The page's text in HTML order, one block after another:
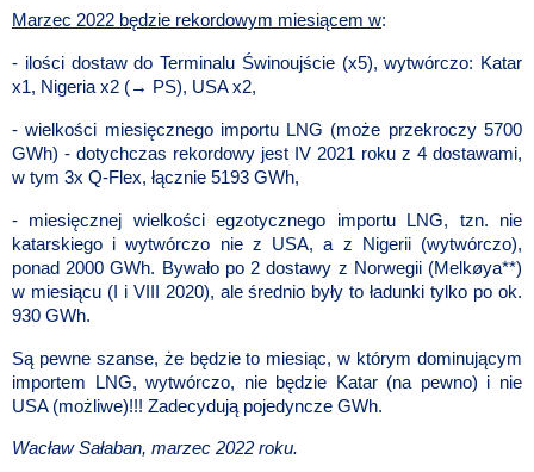
Marzec 2022 będzie rekordowym miesiącem w:
- ilości dostaw do Terminalu Świnoujście (x5), wytwórczo: Katar
x1, Nigeria x2 (→ PS), USA x2,
- wielkości miesięcznego importu LNG (może przekroczy 5700
GWh) - dotychczas rekordowy jest IV 2021 roku z 4 dostawami,
w tym 3x Q-Flex, łącznie 5193 GWh,
- miesięcznej wielkości egzotycznego importu LNG, tzn. nie
katarskiego i wytwórczo nie z USA, a z Nigerii (wytwórczo),
ponad 2000 GWh. Bywało po 2 dostawy z Norwegii (Melkøya**)
w miesiącu (I i VIII 2020), ale średnio były to ładunki tylko po ok.
930 GWh.
Są pewne szanse, że będzie to miesiąc, w którym dominującym
importem LNG, wytwórczo, nie będzie Katar (na pewno) i nie
USA (możliwe)!!! Zadecydują pojedyncze GWh.
Wacław Sałaban, marzec 2022 roku.